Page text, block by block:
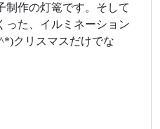
制作の灯篭です。そして
った、イルミネーション
クリスマスだけでな